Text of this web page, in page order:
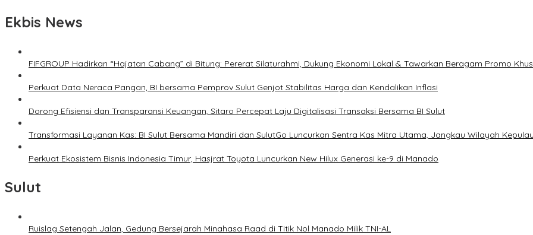
Ekbis News
FIFGROUP Hadirkan “Hajatan Cabang” di Bitung: Pererat Silaturahmi, Dukung Ekonomi Lokal & Tawarkan Beragam Promo
Perkuat Data Neraca Pangan, BI bersama Pemprov Sulut Genjot Stabilitas Harga dan Kendalikan Inflasi
Dorong Efisiensi dan Transparansi Keuangan, Sitaro Percepat Laju Digitalisasi Transaksi Bersama BI Sulut
Transformasi Layanan Kas: BI Sulut Bersama Mandiri dan SulutGo Luncurkan Sentra Kas Mitra Utama, Jangkau Wilayah
Perkuat Ekosistem Bisnis Indonesia Timur, Hasjrat Toyota Luncurkan New Hilux Generasi ke-9 di Manado
Sulut
Ruislag Setengah Jalan, Gedung Bersejarah Minahasa Raad di Titik Nol Manado Milik TNI-AL